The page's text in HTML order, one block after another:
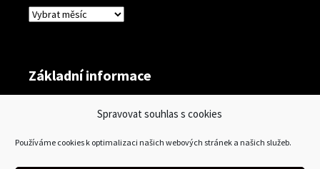
Spravovat souhlas s cookies
Používáme cookies k optimalizaci našich webových stránek a našich služeb.
Archivy
Základní informace
Zdroj kanálů (příspěvky)
Kanál komentářů